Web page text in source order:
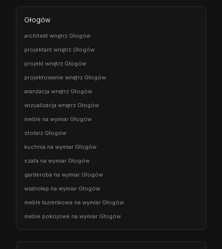
Głogów
architekt wnętrz Głogów
projektant wnętrz Głogów
projekt wnętrz Głogów
projektowanie wnętrz Głogów
aranżacja wnętrz Głogów
wizualizacja wnętrz Głogów
meble na wymiar Głogów
stolarz Głogów
kuchnia na wymiar Głogów
szafa na wymiar Głogów
garderoba na wymiar Głogów
wiatrołap na wymiar Głogów
meble łazienkowe na wymiar Głogów
meble pokojowe na wymiar Głogów